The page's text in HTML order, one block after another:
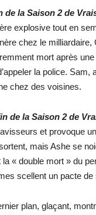
de la Saison 2 de
explosive tout en
chez le
mort après
la police.
chez des voisines.
de la Saison 2 de
et provoque
mais Ashe se
la « double mort » du
scellent un pacte
plan, glaçant,